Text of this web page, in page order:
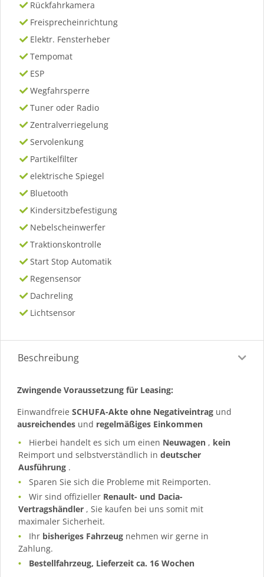
Rückfahrkamera
Freisprecheinrichtung
Elektr. Fensterheber
Tempomat
ESP
Wegfahrsperre
Tuner oder Radio
Zentralverriegelung
Servolenkung
Partikelfilter
elektrische Spiegel
Bluetooth
Kindersitzbefestigung
Nebelscheinwerfer
Traktionskontrolle
Start Stop Automatik
Regensensor
Dachreling
Lichtsensor
Beschreibung
Zwingende Voraussetzung für Leasing:
Einwandfreie SCHUFA-Akte ohne Negativeintrag und
ausreichendes und regelmäßiges Einkommen
Hierbei handelt es sich um einen Neuwagen , kein
Reimport und selbstverständlich in deutscher
Ausführung .
Sparen Sie sich die Probleme mit Reimporten.
Wir sind offizieller Renault- und Dacia-
Vertragshändler , Sie kaufen bei uns somit mit
maximaler Sicherheit.
Ihr bisheriges Fahrzeug nehmen wir gerne in
Zahlung.
Bestellfahrzeug, Lieferzeit ca. 16 Wochen